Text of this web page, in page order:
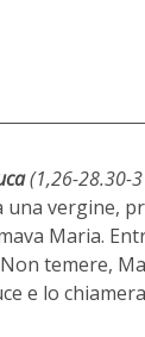
(1,26-28.30-
vergine,
Maria.
temere,
e lo